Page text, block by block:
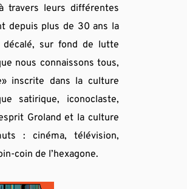
travers leurs différentes
depuis plus de 30 ans la
sur fond de lutte
nous connaissons tous,
inscrite dans la culture
satirique, iconoclaste,
Groland et la culture
: cinéma, télévision,
coin de l’hexagone.